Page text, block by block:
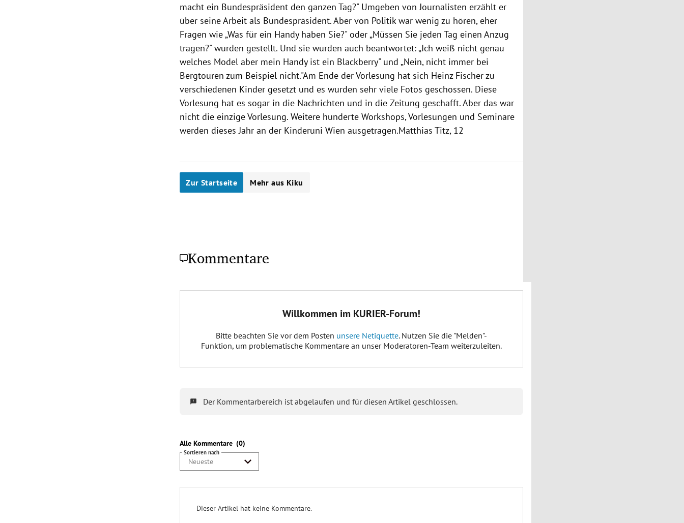
macht ein Bundespräsident den ganzen Tag?" Umgeben von Journalisten erzählt er
über seine Arbeit als Bundespräsident. Aber von Politik war wenig zu hören, eher
Fragen wie „Was für ein Handy haben Sie?" oder „Müssen Sie jeden Tag einen Anzug
tragen?" wurden gestellt. Und sie wurden auch beantwortet: „Ich weiß nicht genau
welches Model aber mein Handy ist ein Blackberry" und „Nein, nicht immer bei
Bergtouren zum Beispiel nicht."Am Ende derVorlesung hat sich Heinz Fischerzu
verschiedenen Kinder gesetzt und es wurden sehr viele Fotos geschossen. Diese
Vorlesung hat es sogar in die Nachrichten und in die Zeitung geschafft. Aber das war
nicht die einzigeVorlesung. Weitere hunderte Workshops,Vorlesungen und Seminare
werden dieses Jahr an der Kinderuni Wien ausgetragen.MatthiasTitz, 12
Zur Startseite Mehr aus Kiku
Kommentare